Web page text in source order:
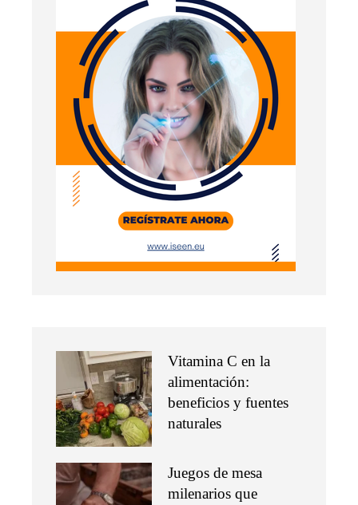
Vitamina C en la
alimentación:
beneficios y fuentes
naturales
Juegos de mesa
milenarios que